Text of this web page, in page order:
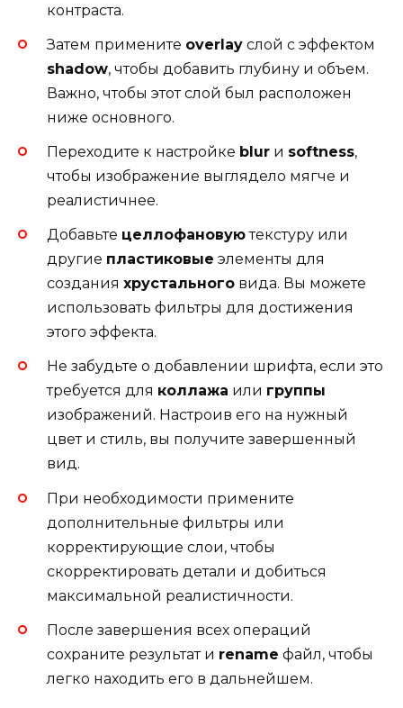
контраста.
Затем примените overlay слой с эффектом
shadow, чтобы добавить глубину и объем.
Важно, чтобы этот слой был расположен
ниже основного.
Переходите к настройке blur и softness,
чтобы изображение выглядело мягче и
реалистичнее.
Добавьте целлофановуютекстуру или
другие пластиковые элементы для
создания хрустального вида. Вы можете
использовать фильтры для достижения
этого эффекта.
Не забудьте о добавлении шрифта, если это
требуется для коллажа или группы
изображений. Настроив его на нужный
цвет и стиль, вы получите завершенный
вид.
При необходимости примените
дополнительные фильтры или
корректирующие слои, чтобы
скорректировать детали и добиться
максимальной реалистичности.
После завершения всех операций
сохраните результат и rename файл, чтобы
легко находить его в дальнейшем.